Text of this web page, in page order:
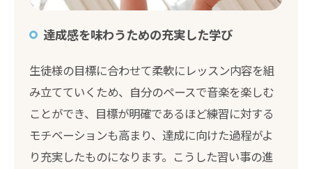
達成感を味わうための充実した学び
生徒様の目標に合わせて柔軟にレッスン内容を組
み立てていくため、自分のペースで音楽を楽しむ
ことができ、目標が明確であるほど練習に対する
モチベーションも高まり、達成に向けた過程がよ
り充実したものになります。こうした習い事の進